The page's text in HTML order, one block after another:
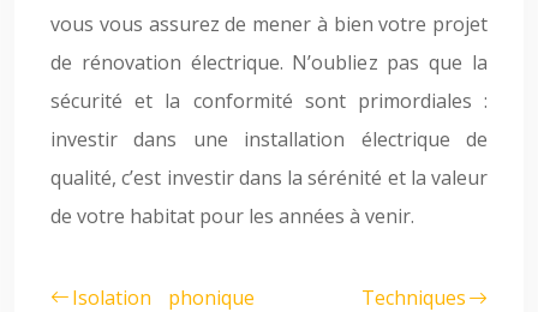
vous vous assurez de mener à bien votre projet
de rénovation électrique. N’oubliez pas que la
sécurité et la conformité sont primordiales :
investir dans une installation électrique de
qualité, c’est investir dans la sérénité et la valeur
de votre habitat pour les années à venir.
Isolation phonique
Techniques